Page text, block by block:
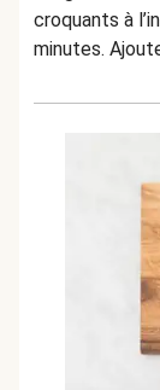
croquants à
minutes.